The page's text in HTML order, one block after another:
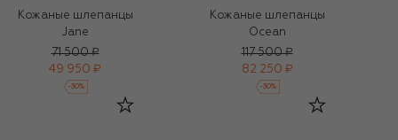
Кожаные шлепанцы
Jane
71 500 ₽
49 950 ₽
-30%
Кожаные шлепанцы
Ocean
117 500 ₽
82 250 ₽
-30%